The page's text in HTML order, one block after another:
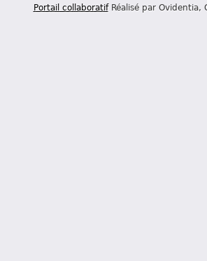
Portail collaboratifRéalisé par Ovidentia,